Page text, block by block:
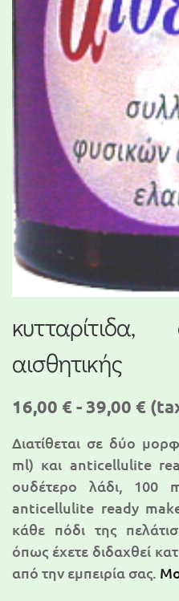
αισθητικής
16,00 € - 39,00 €
Διατίθεται σε δύο
ml) και anticellulite
ουδέτερο λάδι, 100
anticellulite ready
κάθε πόδι της
όπως έχετε διδαχθεί
από την εμπειρία σας.